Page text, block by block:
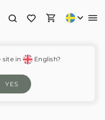
site in English?
YES